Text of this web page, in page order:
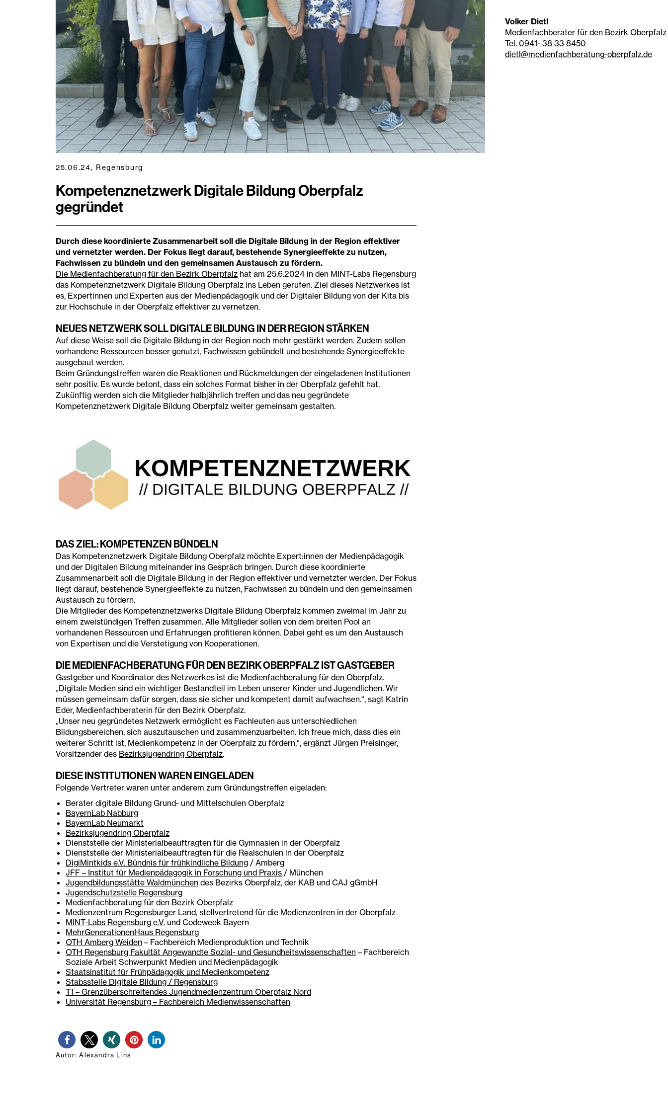
25.06.24, Regensburg
Kompetenznetzwerk Digitale Bildung Oberpfalz
gegründet
Durch diese koordinierte Zusammenarbeit soll die Digitale Bildung in der Region effektiver
und vernetzter werden. Der Fokus liegt darauf, bestehende Synergieeffekte zu nutzen,
Fachwissen zu bündeln und den gemeinsamen Austausch zu fördern.
Die Medienfachberatung für den Bezirk Oberpfalz hat am 25.6.2024 in den MINT-Labs Regensburg
das Kompetenznetzwerk Digitale Bildung Oberpfalz ins Leben gerufen. Ziel dieses Netzwerkes ist
es, Expertinnen und Experten aus der Medienpädagogik und der Digitaler Bildung von der Kita bis
zur Hochschule in der Oberpfalz effektiver zu vernetzen.
NEUES NETZWERK SOLL DIGITALE BILDUNG IN DER REGION STÄRKEN
Auf diese Weise soll die Digitale Bildung in der Region noch mehr gestärkt werden. Zudem sollen
vorhandene Ressourcen besser genutzt, Fachwissen gebündelt und bestehende Synergieeffekte
ausgebaut werden.
Beim Gründungstreffen waren die Reaktionen und Rückmeldungen der eingeladenen Institutionen
sehr positiv. Es wurde betont, dass ein solches Format bisher in der Oberpfalz gefehlt hat.
Zukünftig werden sich die Mitglieder halbjährlich treffen und das neu gegründete
Kompetenznetzwerk Digitale Bildung Oberpfalz weiter gemeinsam gestalten.
DAS ZIEL: KOMPETENZEN BÜNDELN
Das Kompetenznetzwerk Digitale Bildung Oberpfalz möchte Expert:innen der Medienpädagogik
und der Digitalen Bildung miteinander ins Gespräch bringen. Durch diese koordinierte
Zusammenarbeit soll die Digitale Bildung in der Region effektiver und vernetzter werden. Der Fokus
liegt darauf, bestehende Synergieeffekte zu nutzen, Fachwissen zu bündeln und den gemeinsamen
Austausch zu fördern.
Die Mitglieder des Kompetenznetzwerks Digitale Bildung Oberpfalz kommen zweimal im Jahr zu
einem zweistündigen Treffen zusammen. Alle Mitglieder sollen von dem breiten Pool an
vorhandenen Ressourcen und Erfahrungen profitieren können. Dabei geht es um den Austausch
von Expertisen und die Verstetigung von Kooperationen.
DIE MEDIENFACHBERATUNG FÜR DEN BEZIRK OBERPFALZ IST GASTGEBER
Gastgeber und Koordinator des Netzwerkes ist die Medienfachberatung für den Oberpfalz.
„Digitale Medien sind ein wichtiger Bestandteil im Leben unserer Kinder und Jugendlichen. Wir
müssen gemeinsam dafür sorgen, dass sie sicher und kompetent damit aufwachsen.“, sagt Katrin
Eder, Medienfachberaterin für den Bezirk Oberpfalz.
„Unser neu gegründetes Netzwerk ermöglicht es Fachleuten aus unterschiedlichen
Bildungsbereichen, sich auszutauschen und zusammenzuarbeiten. Ich freue mich, dass dies ein
weiterer Schritt ist, Medienkompetenz in der Oberpfalz zu fördern.“, ergänzt Jürgen Preisinger,
Vorsitzender des Bezirksjugendring Oberpfalz.
DIESE INSTITUTIONEN WAREN EINGELADEN
Folgende Vertreter waren unter anderem zum Gründungstreffen eigeladen:
Berater digitale Bildung Grund- und Mittelschulen Oberpfalz
BayernLab Nabburg
BayernLab Neumarkt
Bezirksjugendring Oberpfalz
Dienststelle der Ministerialbeauftragten für die Gymnasien in der Oberpfalz
Dienststelle der Ministerialbeauftragten für die Realschulen in der Oberpfalz
DigiMintkids e.V. Bündnis für frühkindliche Bildung / Amberg
JFF – Institut für Medienpädagogik in Forschung und Praxis / München
Jugendbildungsstätte Waldmünchen des Bezirks Oberpfalz, der KAB und CAJ gGmbH
Jugendschutzstelle Regensburg
Medienfachberatung für den Bezirk Oberpfalz
Medienzentrum Regensburger Land, stellvertretend für die Medienzentren in der Oberpfalz
MINT-Labs Regensburg e.V. und Codeweek Bayern
MehrGenerationenHaus Regensburg
OTH Amberg Weiden – Fachbereich Medienproduktion und Technik
OTH Regensburg Fakultät Angewandte Sozial- und Gesundheitswissenschaften – Fachbereich
Soziale Arbeit Schwerpunkt Medien und Medienpädagogik
Staatsinstitut für Frühpädagogik und Medienkompetenz
Stabsstelle Digitale Bildung / Regensburg
T1 – Grenzüberschreitendes Jugendmedienzentrum Oberpfalz Nord
Universität Regensburg – Fachbereich Medienwissenschaften
Autor: Alexandra Lins
Volker Dietl
Medienfachberater für den Bezirk Oberpfalz
Tel. 0941- 38 33 8450
dietl@medienfachberatung-oberpfalz.de